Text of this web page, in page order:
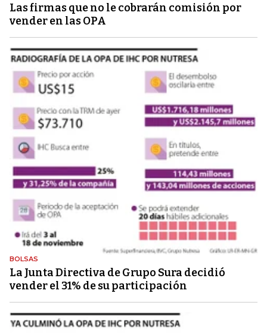
Las firmas que no le cobrarán comisión por
vender en las OPA
BOLSAS
La Junta Directiva de Grupo Sura decidió
vender el 31% de su participación